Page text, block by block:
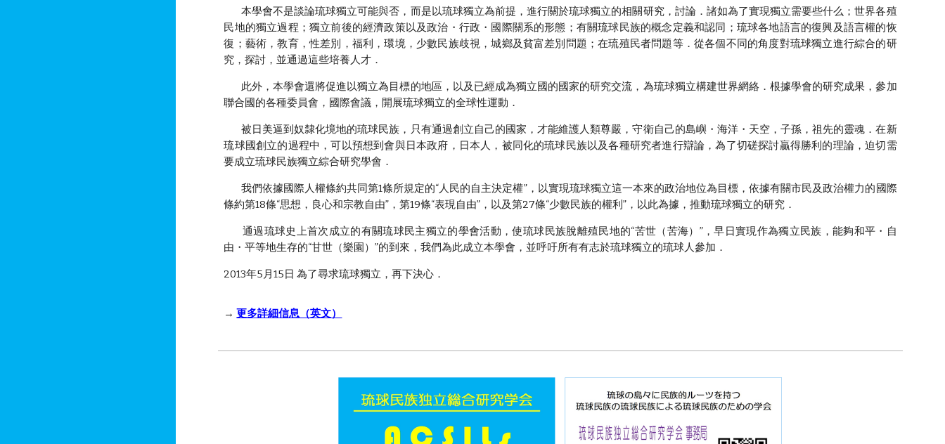
本學會不是談論琉球獨立可能與否，而是以琉球獨立為前提，進行關於琉球獨立的相關研究，討論．諸如為了實現獨立需要些什么；世界各殖
民地的獨立過程；獨立前後的經濟政策以及政治・行政・國際關系的形態；有關琉球民族的概念定義和認同；琉球各地語言的復興及語言權的恢
復；藝術，教育，性差別，福利，環境，少數民族歧視，城鄉及貧富差別問題；在琉殖民者問題等．從各個不同的角度對琉球獨立進行綜合的研
究，探討，並通過這些培養人才．
此外，本學會還將促進以獨立為目標的地區，以及已經成為獨立國的國家的研究交流，為琉球獨立構建世界網絡．根據學會的研究成果，參加
聯合國的各種委員會，國際會議，開展琉球獨立的全球性運動．
被日美逼到奴隸化境地的琉球民族，只有通過創立自己的國家，才能維護人類尊嚴，守衛自己的島嶼・海洋・天空，子孫，祖先的靈魂．在新
琉球國創立的過程中，可以預想到會與日本政府，日本人，被同化的琉球民族以及各種研究者進行辯論，為了切磋探討贏得勝利的理論，迫切需
要成立琉球民族獨立綜合研究學會．
我們依據國際人權條約共同第1條所規定的“人民的自主決定權”，以實現琉球獨立這一本來的政治地位為目標，依據有關市民及政治權力的國際
條約第18條“思想，良心和宗教自由”，第19條“表現自由”，以及第27條“少數民族的權利”，以此為據，推動琉球獨立的研究．
通過琉球史上首次成立的有關琉球民主獨立的學會活動，使琉球民族脫離殖民地的“苦世（苦海）”，早日實現作為獨立民族，能夠和平・自
由・平等地生存的“甘世（樂園）”的到來，我們為此成立本學會，並呼吁所有有志於琉球獨立的琉球人參加．
2013年5月15日 為了尋求琉球獨立，再下決心．
→ 更多詳細信息（英文）